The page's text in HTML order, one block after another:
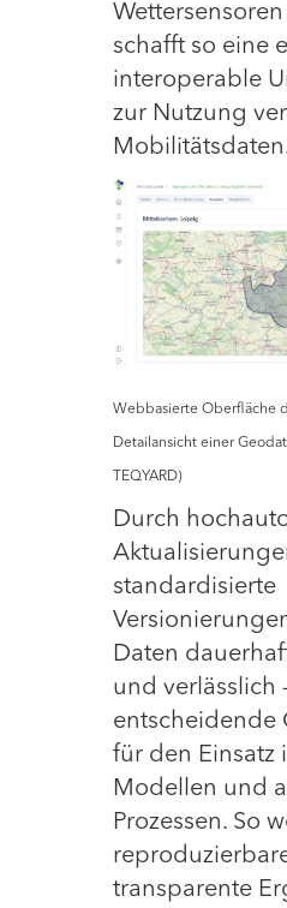
Wettersensoren
schafft so eine
interoperable
zur Nutzung
Webbasierte Oberfläche
Detailansicht einer
TEQYARD)
Durch
standardisierte
Daten
und verlässlich
entscheidende
für den Einsatz
Modellen und
Prozessen. So
transparente